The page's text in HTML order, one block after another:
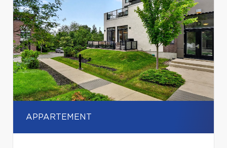
APPARTEMENT